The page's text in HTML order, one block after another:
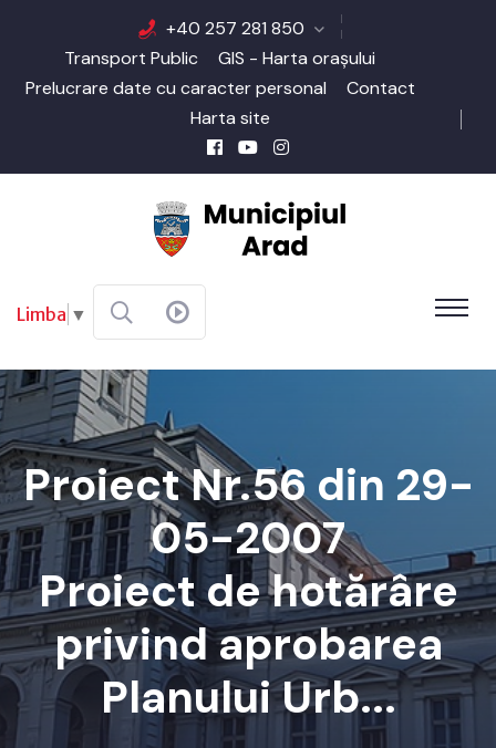
+40 257 281 850
Transport Public
GIS - Harta orașului
Prelucrare date cu caracter personal
Contact
Harta site
Limba ▼
Proiect Nr.56 din 29-
05-2007
Proiect de hotărâre
privind aprobarea
Planului Urb...